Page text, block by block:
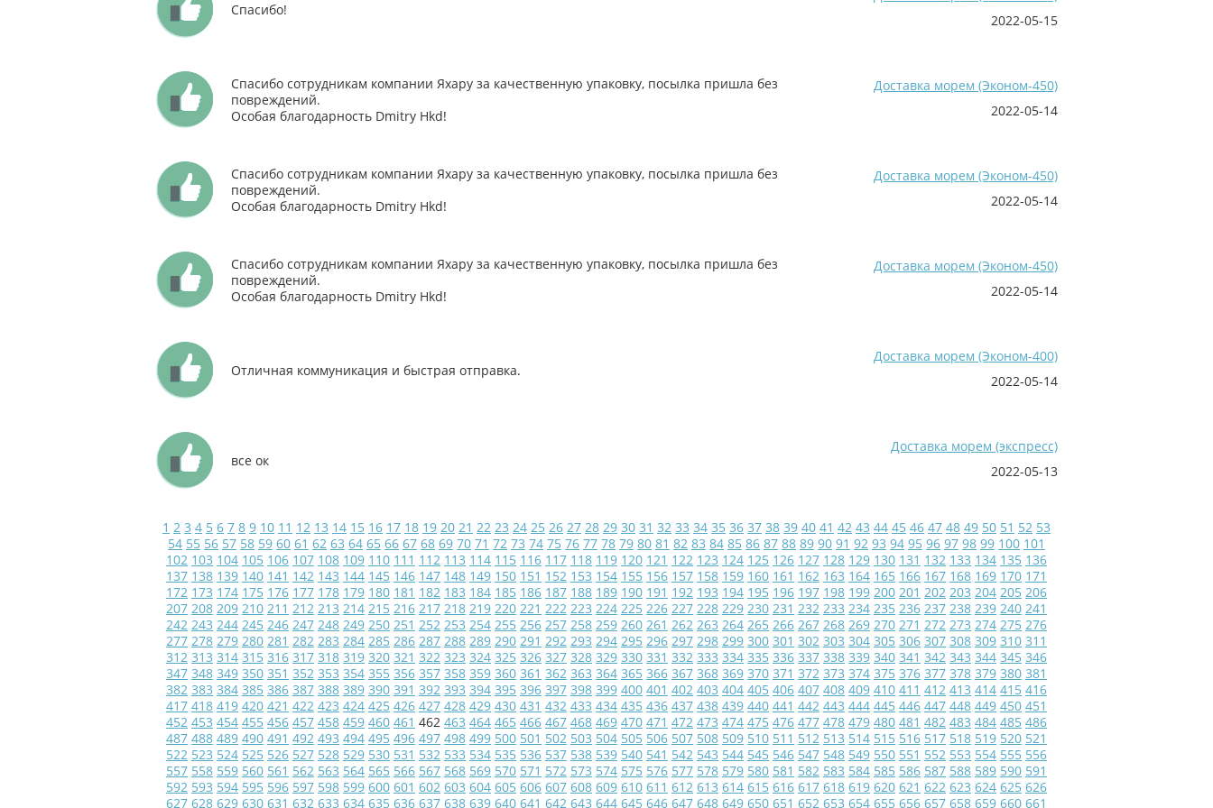
2022-05-15
Спасибо!
Доставка морем (Эконом-450)
2022-05-14
Спасибо сотрудникам компании Яхару за качественную упаковку, посылка пришла без
повреждений.
Особая благодарность Dmitry Hkd!
Доставка морем (Эконом-450)
2022-05-14
Спасибо сотрудникам компании Яхару за качественную упаковку, посылка пришла без
повреждений.
Особая благодарность Dmitry Hkd!
Доставка морем (Эконом-450)
2022-05-14
Спасибо сотрудникам компании Яхару за качественную упаковку, посылка пришла без
повреждений.
Особая благодарность Dmitry Hkd!
Доставка морем (Эконом-400)
2022-05-14
Отличная коммуникация и быстрая отправка.
Доставка морем (экспресс)
2022-05-13
все ок
1 2 3 4 5 6 7 8 9 10 11 12 13 14 15 16 17 18 19 20 21 22 23 24 25 26 27 28 29 30 31 32 33 34 35 36 37 38 39 40 41 42 43 44 45 46 47 48 49 50 51 52 53
54 55 56 57 58 59 60 61 62 63 64 65 66 67 68 69 70 71 72 73 74 75 76 77 78 79 80 81 82 83 84 85 86 87 88 89 90 91 92 93 94 95 96 97 98 99 100 101
102 103 104 105 106 107 108 109 110 111 112 113 114 115 116 117 118 119 120 121 122 123 124 125 126 127 128 129 130 131 132 133 134 135 136
137 138 139 140 141 142 143 144 145 146 147 148 149 150 151 152 153 154 155 156 157 158 159 160 161 162 163 164 165 166 167 168 169 170 171
172 173 174 175 176 177 178 179 180 181 182 183 184 185 186 187 188 189 190 191 192 193 194 195 196 197 198 199 200 201 202 203 204 205 206
207 208 209 210 211 212 213 214 215 216 217 218 219 220 221 222 223 224 225 226 227 228 229 230 231 232 233 234 235 236 237 238 239 240 241
242 243 244 245 246 247 248 249 250 251 252 253 254 255 256 257 258 259 260 261 262 263 264 265 266 267 268 269 270 271 272 273 274 275 276
277 278 279 280 281 282 283 284 285 286 287 288 289 290 291 292 293 294 295 296 297 298 299 300 301 302 303 304 305 306 307 308 309 310 311
312 313 314 315 316 317 318 319 320 321 322 323 324 325 326 327 328 329 330 331 332 333 334 335 336 337 338 339 340 341 342 343 344 345 346
347 348 349 350 351 352 353 354 355 356 357 358 359 360 361 362 363 364 365 366 367 368 369 370 371 372 373 374 375 376 377 378 379 380 381
382 383 384 385 386 387 388 389 390 391 392 393 394 395 396 397 398 399 400 401 402 403 404 405 406 407 408 409 410 411 412 413 414 415 416
417 418 419 420 421 422 423 424 425 426 427 428 429 430 431 432 433 434 435 436 437 438 439 440 441 442 443 444 445 446 447 448 449 450 451
452 453 454 455 456 457 458 459 460 461 462 463 464 465 466 467 468 469 470 471 472 473 474 475 476 477 478 479 480 481 482 483 484 485 486
487 488 489 490 491 492 493 494 495 496 497 498 499 500 501 502 503 504 505 506 507 508 509 510 511 512 513 514 515 516 517 518 519 520 521
522 523 524 525 526 527 528 529 530 531 532 533 534 535 536 537 538 539 540 541 542 543 544 545 546 547 548 549 550 551 552 553 554 555 556
557 558 559 560 561 562 563 564 565 566 567 568 569 570 571 572 573 574 575 576 577 578 579 580 581 582 583 584 585 586 587 588 589 590 591
592 593 594 595 596 597 598 599 600 601 602 603 604 605 606 607 608 609 610 611 612 613 614 615 616 617 618 619 620 621 622 623 624 625 626
627 628 629 630 631 632 633 634 635 636 637 638 639 640 641 642 643 644 645 646 647 648 649 650 651 652 653 654 655 656 657 658 659 660 661